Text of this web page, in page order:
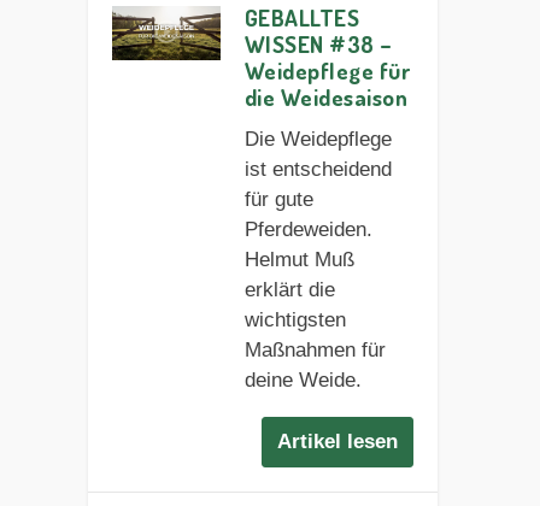
GEBALLTES
WISSEN #38 –
Weidepflege für
die Weidesaison
Die Weidepflege
ist entscheidend
für gute
Pferdeweiden.
Helmut Muß
erklärt die
wichtigsten
Maßnahmen für
deine Weide.
Artikel lesen